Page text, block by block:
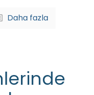
Daha fazla